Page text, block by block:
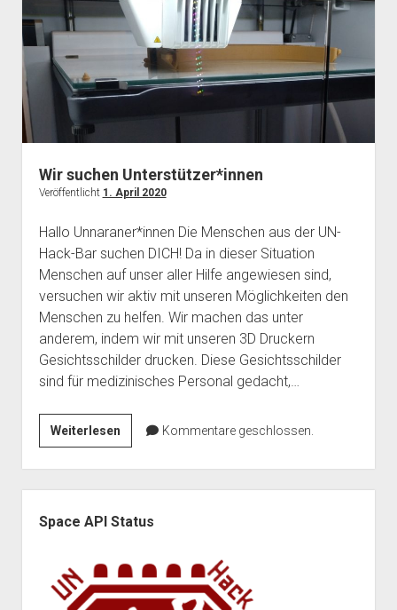
Wir suchen Unterstützer*innen
Veröffentlicht 1. April 2020
Hallo Unnaraner*innen Die Menschen aus der UN-
Hack-Bar suchen DICH! Da in dieser Situation
Menschen auf unser aller Hilfe angewiesen sind,
versuchen wir aktiv mit unseren Möglichkeiten den
Menschen zu helfen. Wir machen das unter
anderem, indem wir mit unseren 3D Druckern
Gesichtsschilder drucken. Diese Gesichtsschilder
sind für medizinisches Personal gedacht,…
WeiterlesenWir
suchen
Unterstützer*innen
Kommentare geschlossen.
Space API Status